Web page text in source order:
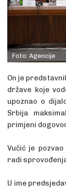
Foto: Agencije
On je
države koje
upoznao o
Srbija
primjeni
Vučić je
radi
U ime